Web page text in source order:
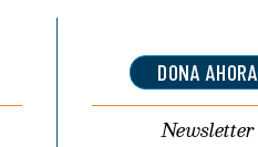
DONA AHORA
Newsletter